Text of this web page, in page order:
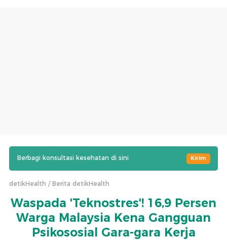
Berbagi konsultasi kesehatan di sini Kirim
detikHealth Berita detikHealth
Waspada 'Teknostres'! 16,9 Persen
Warga Malaysia Kena Gangguan
Psikososial Gara-gara Kerja